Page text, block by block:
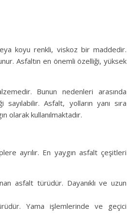
koyu renkli, viskoz bir maddedir.
Asfaltın en önemli özelliği, yüksek
Bunun nedenleri arasında
sayılabilir. Asfalt, yolların yanı sıra
olarak kullanılmaktadır.
ayrılır. En yaygın asfalt çeşitleri
asfalt türüdür. Dayanıklı ve uzun
Yama işlemlerinde ve geçici